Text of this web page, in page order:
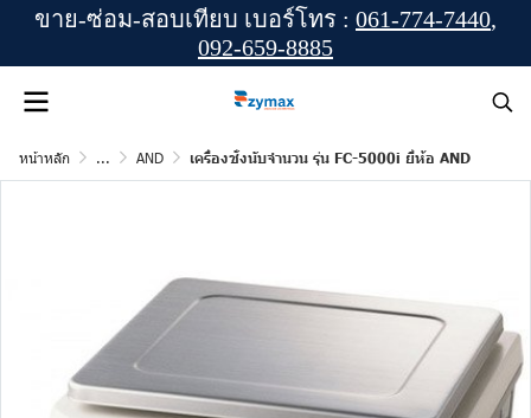
ขาย-ซ่อม-สอบเทียบ เบอร์โทร : 061-774-7440,
092-659-8885
หน้าหลัก ... AND เครื่องชั่งนับจำนวน รุ่น FC-5000i ยี่ห้อ AND